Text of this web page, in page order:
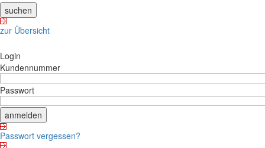
zur Übersicht
Login
Kundennummer
Passwort
Passwort vergessen?